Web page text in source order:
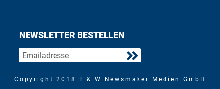
NEWSLETTER BESTELLEN
Copyright 2018 B & W Newsmaker Medien GmbH